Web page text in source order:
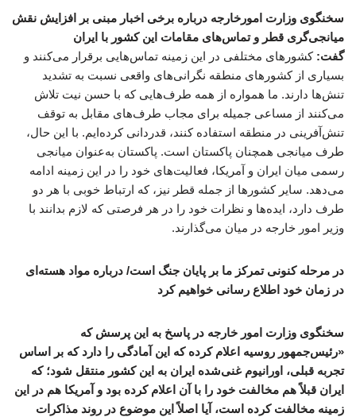
سخنگوی وزارت امورخارجه درباره برخی اخبار مبنی بر افزایش نقش
میانجی‌گری قطر و تماس‌های مقامات این کشور با ایران
گفت: کشورهای مختلفی در این زمینه تماس‌هایی برقرار می‌کنند و
بسیاری از کشورهای منطقه نگرانی‌های واقعی نسبت به تشدید
تنش‌ها دارند. ما همواره از همه طرف‌هایی که با حسن نیت تلاش
می‌کنند از مساعی جمیله برای مجاب طرف‌های مقابل به توقف
تنش‌آفرینی در منطقه استفاده کنند، قدردانی کرده‌ایم. با این حال،
طرف میانجی همچنان پاکستان است. پاکستان به‌عنوان میانجی
رسمی میان ایران و آمریکا، فعالیت‌های خود را در این زمینه ادامه
می‌دهد. سایر کشورها از جمله قطر نیز، که ارتباط خوبی با هر دو
طرف دارد، ایده‌ها و نظرات خود را در هر فرصتی که لازم بدانند با
وزیر امور خارجه در میان می‌گذارند.
در مرحله کنونی تمرکز ما بر پایان جنگ است/ درباره مواد هسته‌ای
در زمان خود اطلاع رسانی خواهیم کرد
سخنگوی وزارت امور خارجه در پاسخ به این پرسش که
«رئیس‌جمهور روسیه اعلام کرده که این آمادگی را دارد که بر اساس
تجربه قبلی، اورانیوم غنی‌شده ایران به این کشور منتقل شود؛ که
ایران قبلاً هم مخالفت خود را با آن اعلام کرده بود و آمریکا هم در این
زمینه مخالفت کرده است، آیا اصلاً این موضوع در روند مذاکرات